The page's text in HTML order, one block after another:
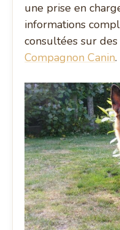
une prise en
informations
consultées sur
Compagnon Canin.